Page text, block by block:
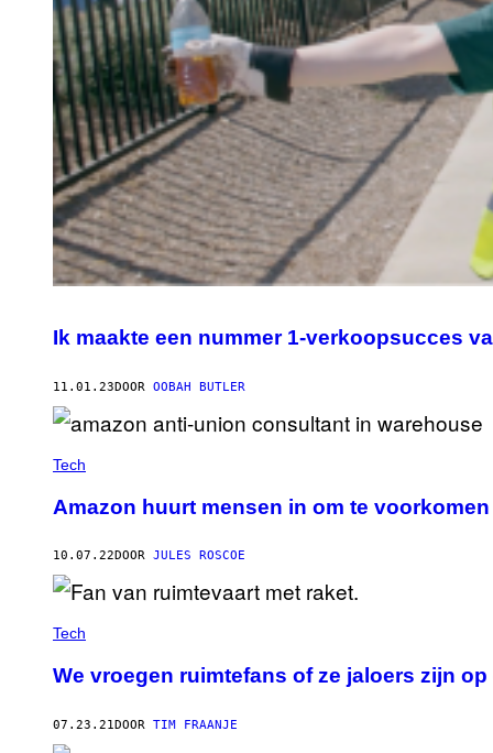
Ik maakte een nummer 1-verkoopsucces
11.01.23DOOR OOBAH BUTLER
Tech
Amazon huurt mensen in om te
10.07.22DOOR JULES ROSCOE
Tech
We vroegen ruimtefans of ze jaloers zijn
07.23.21DOOR TIM FRAANJE